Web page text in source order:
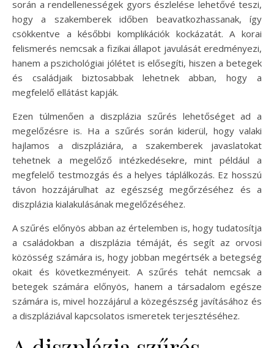
során a rendellenességek gyors észlelése lehetővé teszi,
hogy a szakemberek időben beavatkozhassanak, így
csökkentve a későbbi komplikációk kockázatát. A korai
felismerés nemcsak a fizikai állapot javulását eredményezi,
hanem a pszichológiai jólétet is elősegíti, hiszen a betegek
és családjaik biztosabbak lehetnek abban, hogy a
megfelelő ellátást kapják.
Ezen túlmenően a diszplázia szűrés lehetőséget ad a
megelőzésre is. Ha a szűrés során kiderül, hogy valaki
hajlamos a diszpláziára, a szakemberek javaslatokat
tehetnek a megelőző intézkedésekre, mint például a
megfelelő testmozgás és a helyes táplálkozás. Ez hosszú
távon hozzájárulhat az egészség megőrzéséhez és a
diszplázia kialakulásának megelőzéséhez.
A szűrés előnyös abban az értelemben is, hogy tudatosítja
a családokban a diszplázia témáját, és segít az orvosi
közösség számára is, hogy jobban megértsék a betegség
okait és következményeit. A szűrés tehát nemcsak a
betegek számára előnyös, hanem a társadalom egésze
számára is, mivel hozzájárul a közegészség javításához és
a diszpláziával kapcsolatos ismeretek terjesztéséhez.